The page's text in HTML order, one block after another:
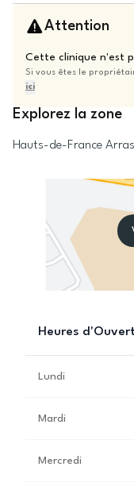
Attention
Cette clinique n'est
Si vous êtes le
ici
Explorez la zone
Hauts-de-France Arras
Heures
Lundi
Mardi
Mercredi